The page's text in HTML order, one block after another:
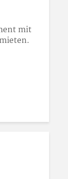
mit